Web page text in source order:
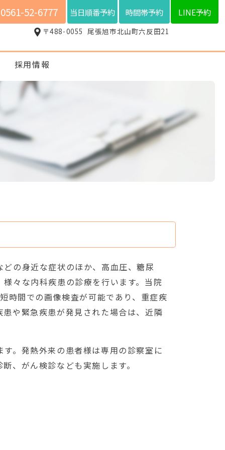
0561-52-6777 当日順番予約 時間帯予約 LINE予約
〒488-0055 尾張旭市北山町六反田21
採用情報
の身近な症状のほか、高血圧、糖尿
々な内科疾患の診療を行います。当院
時間での画像検査が可能であり、重症疾
や緊急疾患が発見された場合は、近隣
。発熱外来の患者様は専用の診察室に
、がん検診なども実施します。